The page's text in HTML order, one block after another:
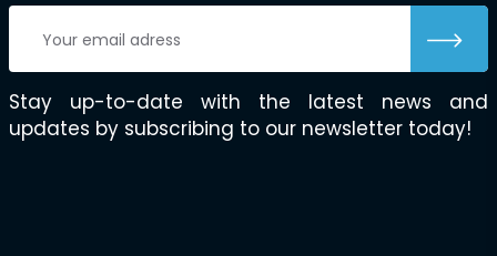
Stay up-to-date with the latest news and
updates by subscribing to our newsletter today!